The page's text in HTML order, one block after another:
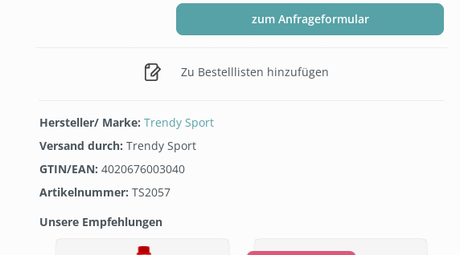
zum Anfrageformular
Zu Bestelllisten hinzufügen
Hersteller/ Marke: Trendy Sport
Versand durch: Trendy Sport
GTIN/EAN: 4020676003040
Artikelnummer: TS2057
Unsere Empfehlungen
Produktgalerie überspringen